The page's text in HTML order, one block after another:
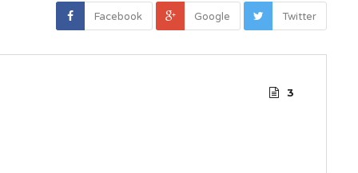
Twitter
Google
Facebook
3